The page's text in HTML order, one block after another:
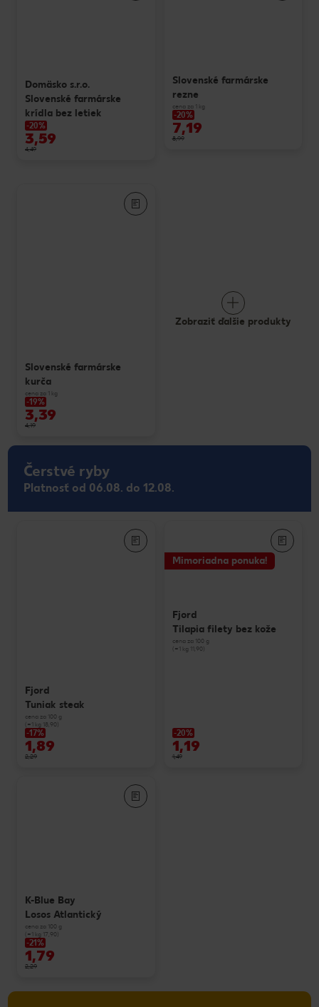
Domäsko s.r.o.
Slovenské farmárske
krídla bez letiek
-20%
3,59
4,49
Slovenské farmárske
rezne
cena za 1 kg
-20%
7,19
8,99
Slovenské farmárske
kurča
cena za 1 kg
-19%
3,39
4,19
Zobraziť ďalšie produkty
Čerstvé ryby
Platnosť od 06.08. do 12.08.
Fjord
Tuniak steak
cena za 100 g
(=1 kg 18,90)
-17%
1,89
2,29
Mimoriadna ponuka!
Fjord
Tilapia filety bez kože
cena za 100 g
(=1 kg 11,90)
-20%
1,19
1,49
K-Blue Bay
Losos Atlantický
cena za 100 g
(=1 kg 17,90)
-21%
1,79
2,29